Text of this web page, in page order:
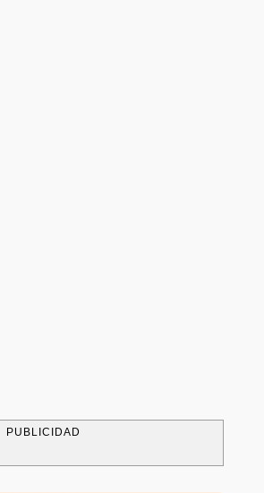
PUBLICIDAD